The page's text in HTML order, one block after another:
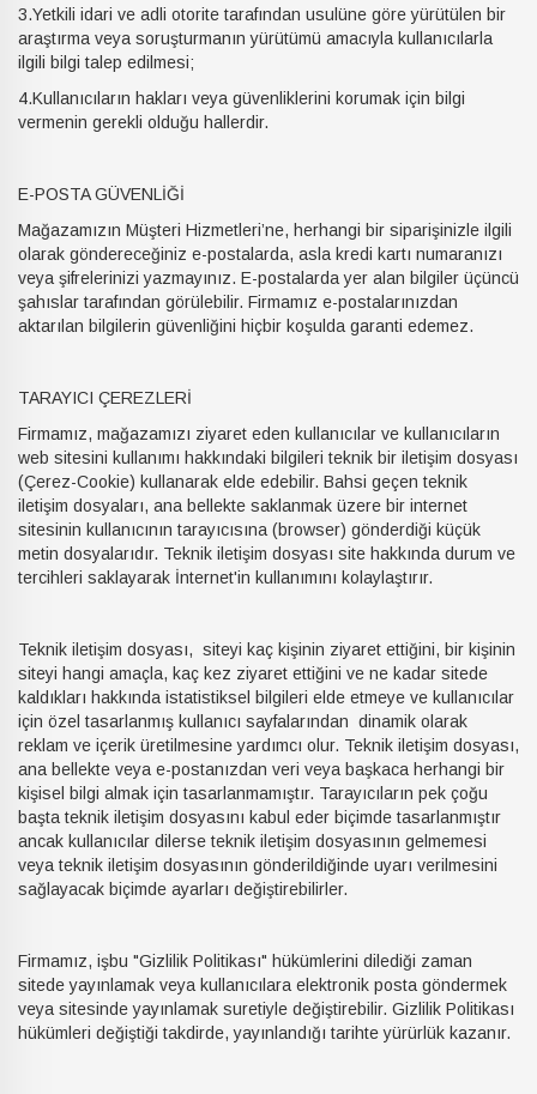
3.Yetkili idari ve adli otorite tarafından usulüne göre yürütülen bir
araştırma veya soruşturmanın yürütümü amacıyla kullanıcılarla
ilgili bilgi talep edilmesi;
4.Kullanıcıların hakları veya güvenliklerini korumak için bilgi
vermenin gerekli olduğu hallerdir.
E-POSTA GÜVENLİĞİ
Mağazamızın Müşteri Hizmetleri’ne, herhangi bir siparişinizle ilgili
olarak göndereceğiniz e-postalarda, asla kredi kartı numaranızı
veya şifrelerinizi yazmayınız. E-postalarda yer alan bilgiler üçüncü
şahıslar tarafından görülebilir. Firmamız e-postalarınızdan
aktarılan bilgilerin güvenliğini hiçbir koşulda garanti edemez.
TARAYICI ÇEREZLERİ
Firmamız, mağazamızı ziyaret eden kullanıcılar ve kullanıcıların
web sitesini kullanımı hakkındaki bilgileri teknik bir iletişim dosyası
(Çerez-Cookie) kullanarak elde edebilir. Bahsi geçen teknik
iletişim dosyaları, ana bellekte saklanmak üzere bir internet
sitesinin kullanıcının tarayıcısına (browser) gönderdiği küçük
metin dosyalarıdır. Teknik iletişim dosyası site hakkında durum ve
tercihleri saklayarak İnternet'in kullanımını kolaylaştırır.
Teknik iletişim dosyası, siteyi kaç kişinin ziyaret ettiğini, bir kişinin
siteyi hangi amaçla, kaç kez ziyaret ettiğini ve ne kadar sitede
kaldıkları hakkında istatistiksel bilgileri elde etmeye ve kullanıcılar
için özel tasarlanmış kullanıcı sayfalarından dinamik olarak
reklam ve içerik üretilmesine yardımcı olur. Teknik iletişim dosyası,
ana bellekte veya e-postanızdan veri veya başkaca herhangi bir
kişisel bilgi almak için tasarlanmamıştır. Tarayıcıların pek çoğu
başta teknik iletişim dosyasını kabul eder biçimde tasarlanmıştır
ancak kullanıcılar dilerse teknik iletişim dosyasının gelmemesi
veya teknik iletişim dosyasının gönderildiğinde uyarı verilmesini
sağlayacak biçimde ayarları değiştirebilirler.
Firmamız, işbu "Gizlilik Politikası" hükümlerini dilediği zaman
sitede yayınlamak veya kullanıcılara elektronik posta göndermek
veya sitesinde yayınlamak suretiyle değiştirebilir. Gizlilik Politikası
hükümleri değiştiği takdirde, yayınlandığı tarihte yürürlük kazanır.